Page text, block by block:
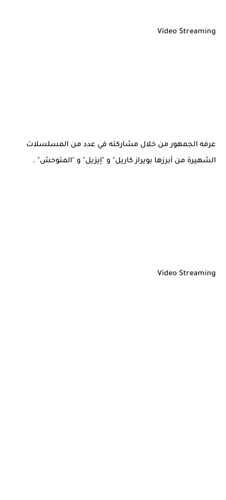
Video Streaming
عرفه الجمهور من خلال مشاركته في عدد من المسلسلات
الشهيرة من أبرزها بويراز كاريل" و "إيزيل" و "المتوحش" .
Video Streaming